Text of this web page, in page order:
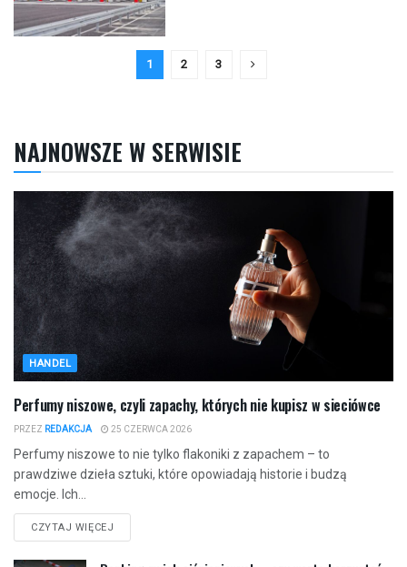
1 2 3
NAJNOWSZE W SERWISIE
HANDEL
Perfumy niszowe, czyli zapachy, których nie kupisz w sieciówce
PRZEZ REDAKCJA 25 CZERWCA 2026
Perfumy niszowe to nie tylko flakoniki z zapachem – to
prawdziwe dzieła sztuki, które opowiadają historie i budzą
emocje. Ich...
CZYTAJ WIĘCEJ